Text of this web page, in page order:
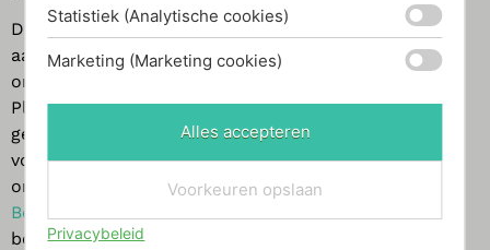
Door een Junglebox te kopen, draag je ook direct bij
aan een betere wereld. Relaxound is namelijk
onderdeel van de internationale beweging 1% for the
Planet. Dit betekent dat 1% van hun omzet wordt
gedoneerd aan milieuorganisaties die zich inzetten
voor het behoud van de natuur. Zo steunt Relaxound
onder andere projecten zoals het Duitse
Bergwaldprojekt
bossen enSadhana Forest
Statistiek (Analytische cookies)
Marketing (Marketing cookies)
Alles accepteren
Voorkeuren opslaan
Privacybeleid